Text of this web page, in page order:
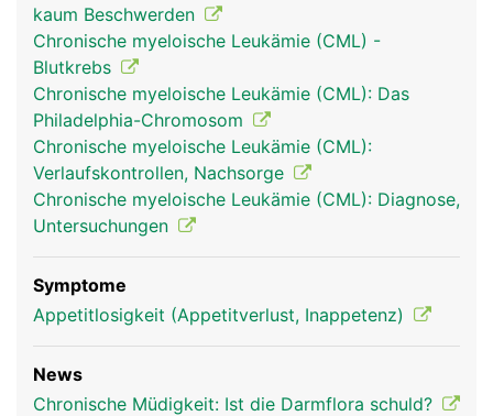
kaum Beschwerden
Chronische myeloische Leukämie (CML) -
Blutkrebs
Chronische myeloische Leukämie (CML): Das
Philadelphia-Chromosom
Chronische myeloische Leukämie (CML):
Verlaufskontrollen, Nachsorge
Chronische myeloische Leukämie (CML): Diagnose,
Untersuchungen
Symptome
Appetitlosigkeit (Appetitverlust, Inappetenz)
News
Chronische Müdigkeit: Ist die Darmflora schuld?